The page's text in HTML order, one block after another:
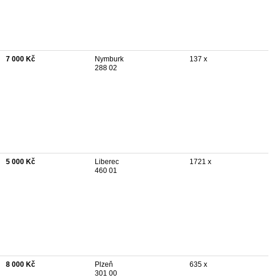
7 000 Kč
Nymburk
288 02
137 x
5 000 Kč
Liberec
460 01
1721 x
8 000 Kč
Plzeň
301 00
635 x